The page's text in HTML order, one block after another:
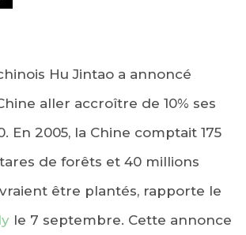
Hu Jintao a annoncé
aller accroître de 10% ses
En 2005, la Chine comptait 175
de forêts et 40 millions
être plantés, rapporte le
le 7 septembre. Cette annonce